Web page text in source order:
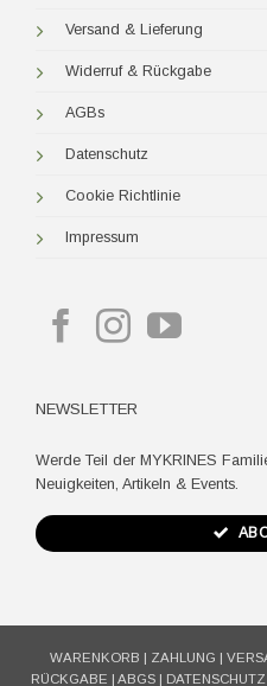
Versand & Lieferung
Widerruf & Rückgabe
AGBs
Datenschutz
Cookie Richtlinie
Impressum
NEWSLETTER
Werde Teil der MYKRINES
Neuigkeiten, Artikeln & Events.
WARENKORB | ZAHLUNG |
RÜCKGABE | ABGS | DATENSCHUTZ